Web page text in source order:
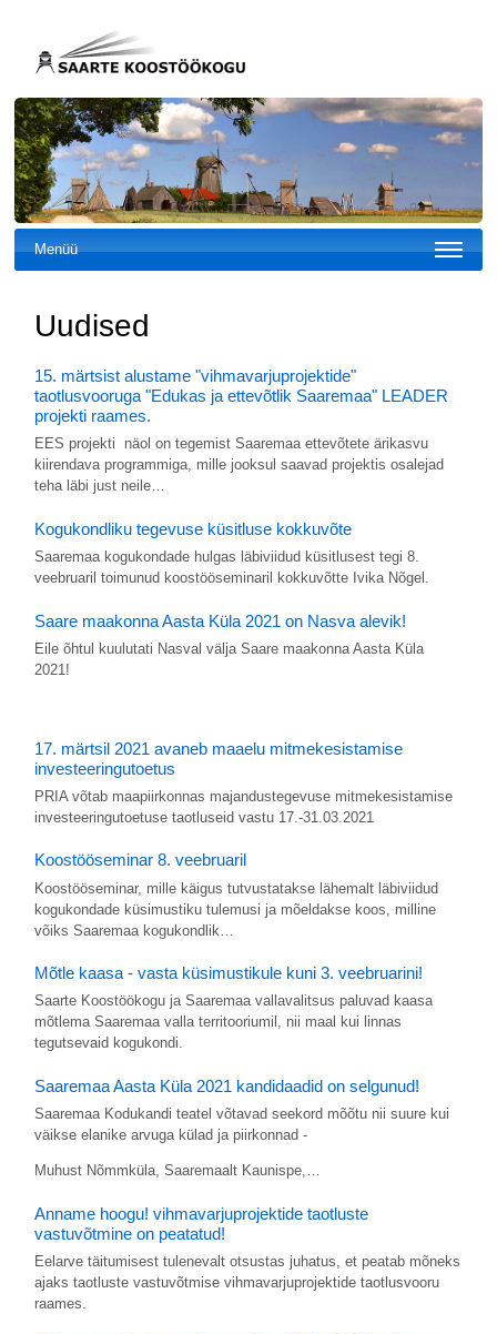
Menüü
Uudised
15. märtsist alustame "vihmavarjuprojektide"
taotlusvooruga "Edukas ja ettevõtlik Saaremaa" LEADER
projekti raames.
EES projekti näol on tegemist Saaremaa ettevõtete ärikasvu
kiirendava programmiga, mille jooksul saavad projektis osalejad
teha läbi just neile…
Kogukondliku tegevuse küsitluse kokkuvõte
Saaremaa kogukondade hulgas läbiviidud küsitlusest tegi 8.
veebruaril toimunud koostööseminaril kokkuvõtte Ivika Nõgel.
Saare maakonna Aasta Küla 2021 on Nasva alevik!
Eile õhtul kuulutati Nasval välja Saare maakonna Aasta Küla
2021!
17. märtsil 2021 avaneb maaelu mitmekesistamise
investeeringutoetus
PRIA võtab maapiirkonnas majandustegevuse mitmekesistamise
investeeringutoetuse taotluseid vastu 17.-31.03.2021
Koostööseminar 8. veebruaril
Koostööseminar, mille käigus tutvustatakse lähemalt läbiviidud
kogukondade küsimustiku tulemusi ja mõeldakse koos, milline
võiks Saaremaa kogukondlik…
Mõtle kaasa - vasta küsimustikule kuni 3. veebruarini!
Saarte Koostöökogu ja Saaremaa vallavalitsus paluvad kaasa
mõtlema Saaremaa valla territooriumil, nii maal kui linnas
tegutsevaid kogukondi.
Saaremaa Aasta Küla 2021 kandidaadid on selgunud!
Saaremaa Kodukandi teatel võtavad seekord mõõtu nii suure kui
väikse elanike arvuga külad ja piirkonnad -
Muhust Nõmmküla, Saaremaalt Kaunispe,…
Anname hoogu! vihmavarjuprojektide taotluste
vastuvõtmine on peatatud!
Eelarve täitumisest tulenevalt otsustas juhatus, et peatab mõneks
ajaks taotluste vastuvõtmise vihmavarjuprojektide taotlusvooru
raames.